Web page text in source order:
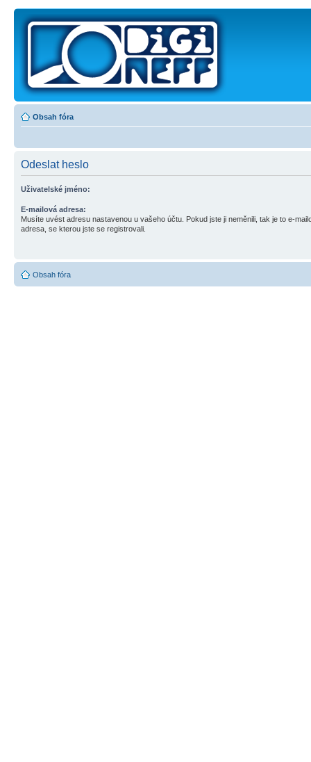
Obsah fóra
Odeslat heslo
Uživatelské jméno:
E-mailová adresa:
Musíte uvést adresu nastavenou u vašeho účtu. Pokud jste ji neměnili, tak je to e-
adresa, se kterou jste se registrovali.
Obsah fóra